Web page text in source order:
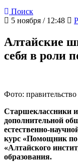
Поиск
5 ноября / 12:48
Алтайские
себя в роли
Фото:
Старшеклассники
дополнительной
естественно-
курс «Помощник по
«Алтайского
образования.